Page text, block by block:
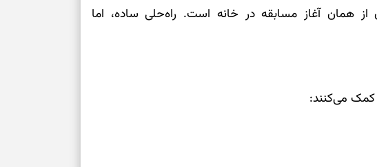
از همان آغاز مسابقه در خانه است. راه‌حلی ساده، اما
کمک می‌کنند: